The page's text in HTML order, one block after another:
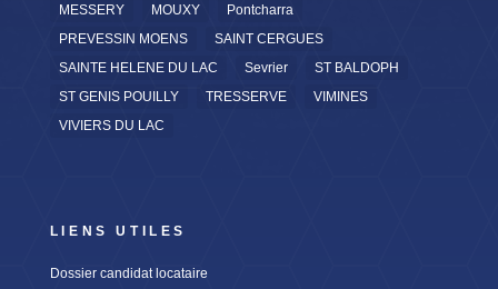
MESSERY
MOUXY
Pontcharra
PREVESSIN MOENS
SAINT CERGUES
SAINTE HELENE DU LAC
Sevrier
ST BALDOPH
ST GENIS POUILLY
TRESSERVE
VIMINES
VIVIERS DU LAC
LIENS UTILES
Dossier candidat locataire